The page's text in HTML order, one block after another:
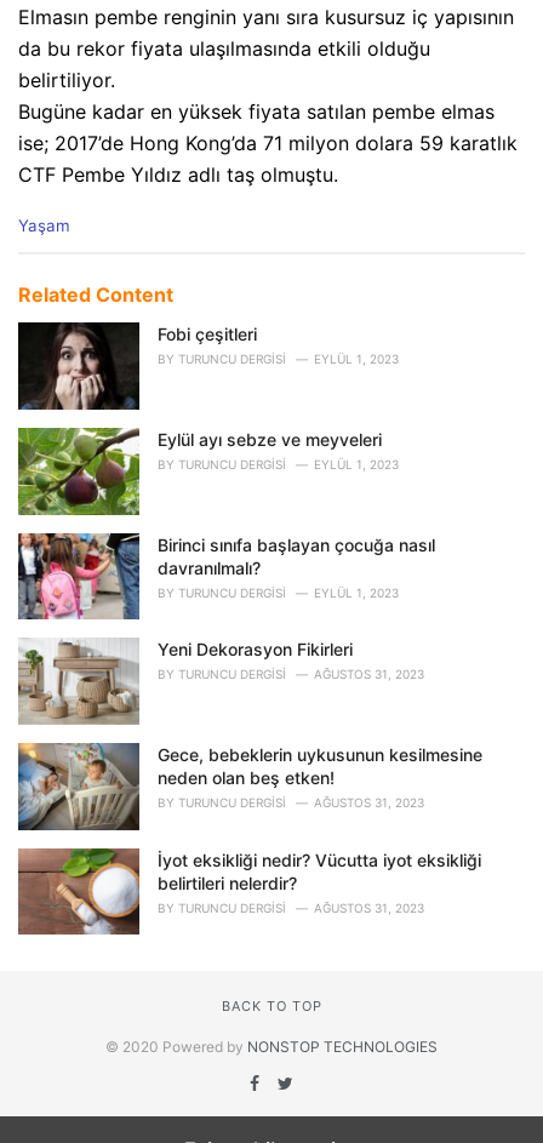
Elmasın pembe renginin yanı sıra kusursuz iç yapısının
da bu rekor fiyata ulaşılmasında etkili olduğu
belirtiliyor.
Bugüne kadar en yüksek fiyata satılan pembe elmas
ise; 2017’de Hong Kong’da 71 milyon dolara 59 karatlık
CTF Pembe Yıldız adlı taş olmuştu.
C
e
e
:
Yaşam
Related Content
Fobi çeşitleri
BY TURUNCU DERGISI EYLÜL 1, 2023
Eylül ayı sebze ve meyveleri
BY TURUNCU DERGISI EYLÜL 1, 2023
Birinci sınıfa başlayan çocuğa nasıl
davranılmalı?
BY TURUNCU DERGISI EYLÜL 1, 2023
Yeni Dekorasyon Fikirleri
BY TURUNCU DERGISI AĞUSTOS 31, 2023
Gece, bebeklerin uykusunun kesilmesine
neden olan beş etken!
BY TURUNCU DERGISI AĞUSTOS 31, 2023
İyot eksikliği nedir? Vücutta iyot eksikliği
belirtileri nelerdir?
BY TURUNCU DERGISI AĞUSTOS 31, 2023
BACK TO TOP
© 2020 Powered by NONSTOP TECHNOLOGIES